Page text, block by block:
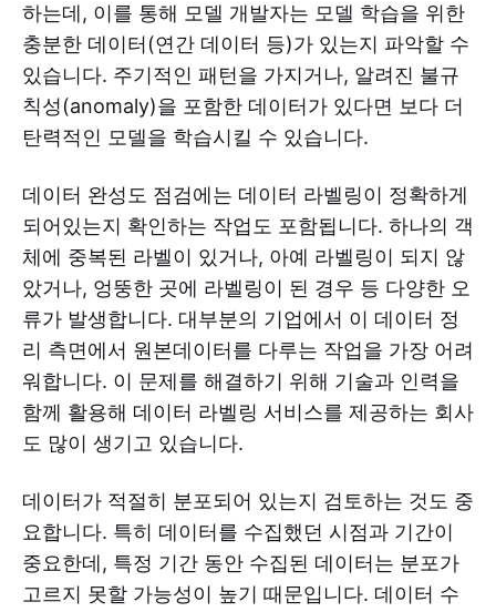
하는데, 이를 통해 모델 개발자는 모델 학습을 위한
충분한 데이터(연간 데이터 등)가 있는지 파악할 수
있습니다. 주기적인 패턴을 가지거나, 알려진 불규
칙성(anomaly)을 포함한 데이터가 있다면 보다 더
탄력적인 모델을 학습시킬 수 있습니다.
데이터 완성도 점검에는 데이터 라벨링이 정확하게
되어있는지 확인하는 작업도 포함됩니다. 하나의 객
체에 중복된 라벨이 있거나, 아예 라벨링이 되지 않
았거나, 엉뚱한 곳에 라벨링이 된 경우 등 다양한 오
류가 발생합니다. 대부분의 기업에서 이 데이터 정
리 측면에서 원본데이터를 다루는 작업을 가장 어려
워합니다. 이 문제를 해결하기 위해 기술과 인력을
함께 활용해 데이터 라벨링 서비스를 제공하는 회사
도 많이 생기고 있습니다.
데이터가 적절히 분포되어 있는지 검토하는 것도 중
요합니다. 특히 데이터를 수집했던 시점과 기간이
중요한데, 특정 기간 동안 수집된 데이터는 분포가
고르지 못할 가능성이 높기 때문입니다. 데이터 수